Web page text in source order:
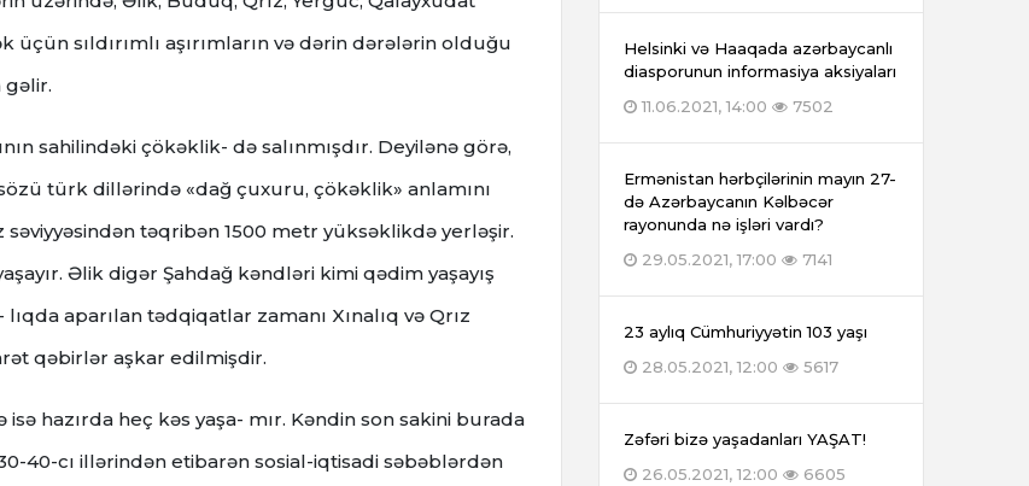
sıldırımlı aşırımların və dərin dərələrin olduğu
gəlir.
sahilindəki çökəklik- də salınmışdır. Deyilənə görə,
türk dillərində «dağ çuxuru, çökəklik» anlamını
təqribən 1500 metr yüksəklikdə yerləşir.
Əlik digər Şahdağ kəndləri kimi qədim yaşayış
aparılan tədqiqatlar zamanı Xınalıq və Qrız
qəbirlər aşkar edilmişdir.
hazırda heç kəs yaşa- mır. Kəndin son sakini burada
40-cı illərindən etibarən sosial-iqtisadi səbəblərdən
Helsinki və Haaqada azərbaycanlı
diasporunun informasiya aksiyaları
11.06.2021, 14:00
7502
Ermənistan hərbçilərinin mayın 27-
də Azərbaycanın Kəlbəcər
rayonunda nə işləri vardı?
29.05.2021, 17:00
7141
23 aylıq Cümhuriyyətin 103 yaşı
28.05.2021, 12:00
5617
Zəfəri bizə yaşadanları YAŞAT!
26.05.2021, 12:00
6605